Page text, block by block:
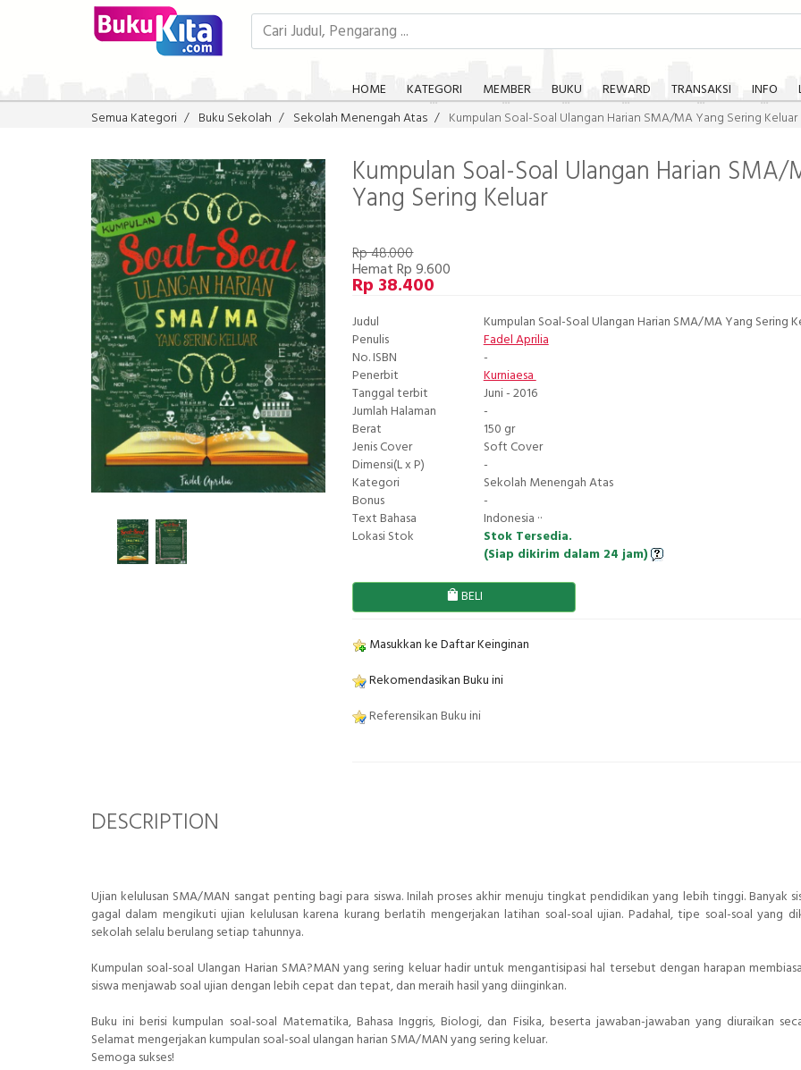
HOME KATEGORI MEMBER BUKU REWARD TRANSAKSI INFO
Semua Kategori
Buku Sekolah Sekolah Menengah Atas Kumpulan Soal-Soal Ulangan Harian SMA/MA Yang Sering Keluar
Kumpulan Soal-Soal Ulangan Harian SMA/
Yang Sering Keluar
Rp 48.000
Hemat Rp 9.600
Rp 38.400
Judul
Kumpulan Soal-Soal Ulangan Harian SMA/MA Yang Sering
Penulis
Fadel Aprilia
No. ISBN
-
Penerbit
Kurniaesa
Tanggal terbit
Juni - 2016
Jumlah Halaman
-
Berat
150 gr
Jenis Cover
Soft Cover
Dimensi(L x P)
-
Kategori
Sekolah Menengah Atas
Bonus
-
Text Bahasa
Indonesia ··
Lokasi Stok
Stok Tersedia.
(Siap dikirim dalam 24 jam)
BELI
Masukkan ke Daftar Keinginan
Rekomendasikan Buku ini
Referensikan Buku ini
DESCRIPTION
Ujian kelulusan SMA/MAN sangat penting bagi para siswa. Inilah proses akhir menuju tingkat pendidikan yang lebih tinggi. Banyak
gagal dalam mengikuti ujian kelulusan karena kurang berlatih mengerjakan latihan soal-soal ujian. Padahal, tipe soal-soal yang
sekolah selalu berulang setiap tahunnya.
Kumpulan soal-soal Ulangan Harian SMA?MAN yang sering keluar hadir untuk mengantisipasi hal tersebut dengan harapan
siswa menjawab soal ujian dengan lebih cepat dan tepat, dan meraih hasil yang diinginkan.
Buku ini berisi kumpulan soal-soal Matematika, Bahasa Inggris, Biologi, dan Fisika, beserta jawaban-jawaban yang diuraikan
Selamat mengerjakan kumpulan soal-soal ulangan harian SMA/MAN yang sering keluar.
Semoga sukses!